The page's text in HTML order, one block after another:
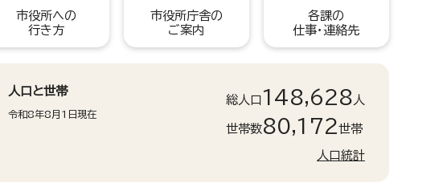
市役所への
行き方
市役所庁舎の
ご案内
各課の
仕事・連絡先
人口と世帯
令和8年8月1日現在
総人口 148,628 人
世帯数80,172世帯
人口統計